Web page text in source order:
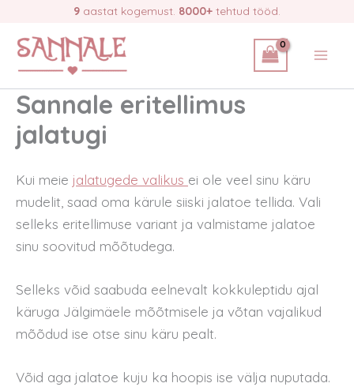
content
9 aastat kogemust. 8000+ tehtud tööd.
Sannale eritellimus
jalatugi
Kui meie jalatugede valikus ei ole veel sinu käru
mudelit, saad oma kärule siiski jalatoe tellida. Vali
selleks eritellimuse variant ja valmistame jalatoe
sinu soovitud mõõtudega.
Selleks võid saabuda eelnevalt kokkuleptidu ajal
käruga Jälgimäele mõõtmisele ja võtan vajalikud
mõõdud ise otse sinu käru pealt.
Võid aga jalatoe kuju ka hoopis ise välja nuputada.